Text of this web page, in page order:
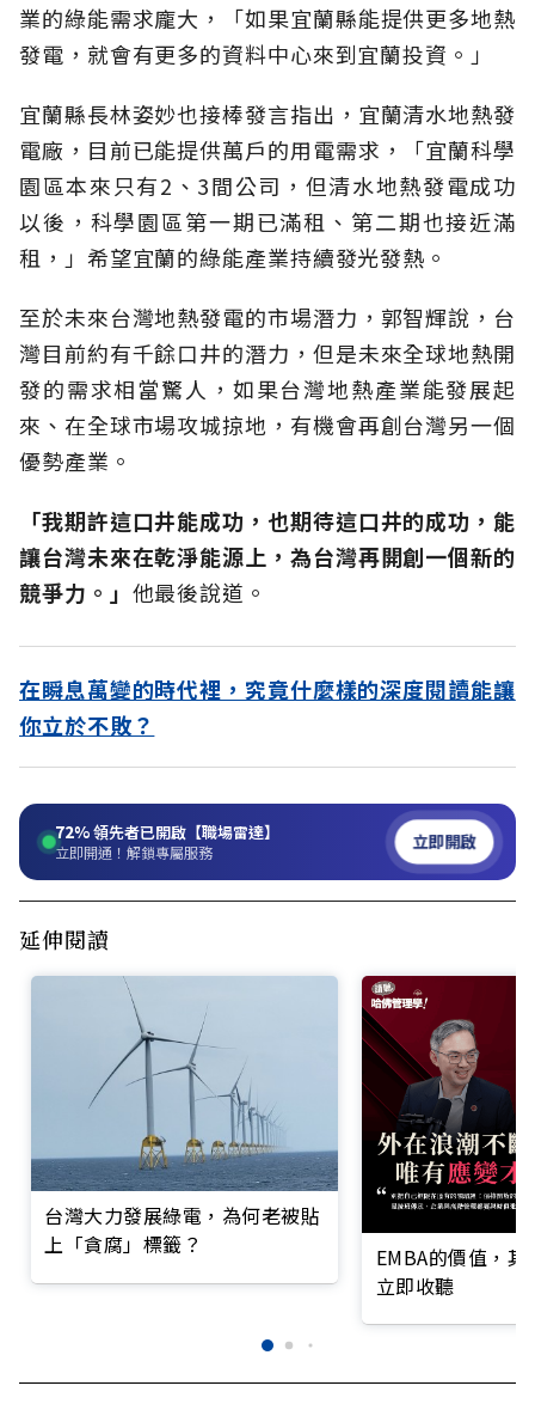
業的綠能需求龐大，「如果宜蘭縣能提供更多地熱
發電，就會有更多的資料中心來到宜蘭投資。」
宜蘭縣長林姿妙也接棒發言指出，宜蘭清水地熱發
電廠，目前已能提供萬戶的用電需求，「宜蘭科學
園區本來只有2、3間公司，但清水地熱發電成功
以後，科學園區第一期已滿租、第二期也接近滿
租，」希望宜蘭的綠能產業持續發光發熱。
至於未來台灣地熱發電的市場潛力，郭智輝說，台
灣目前約有千餘口井的潛力，但是未來全球地熱開
發的需求相當驚人，如果台灣地熱產業能發展起
來、在全球市場攻城掠地，有機會再創台灣另一個
優勢產業。
「我期許這口井能成功，也期待這口井的成功，能
讓台灣未來在乾淨能源上，為台灣再開創一個新的
競爭力。」 他最後說道。
在瞬息萬變的時代裡，究竟什麼樣的深度閱讀能讓
你立於不敗？
72%領先者已開啟【職場雷達】
立即開通！解鎖專屬服務 立即開啟
延伸閱讀
台灣大力發展綠電，為何老被貼
上「貪腐」標籤？
EMBA的價值，
立即收聽